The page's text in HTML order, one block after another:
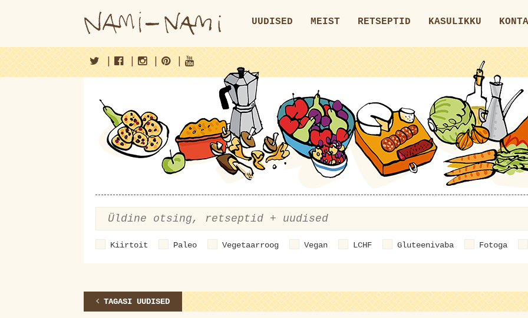
UUDISED MEIST RETSEPTID KASULIKKU
| | | |
Kiirtoit Paleo Vegetaarroog Vegan LCHF Gluteenivaba Fotoga
TAGASI UUDISED